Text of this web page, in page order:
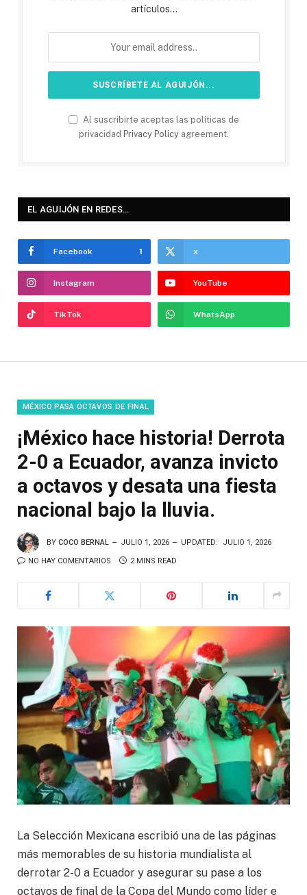
artículos...
Al suscribirte aceptas las políticas de
privacidad Privacy Policy agreement.
EL AGUIJÓN EN REDES…
Facebook 1 x
Instagram YouTube
TikTok WhatsApp
MÉXICO PASA OCTAVOS DE FINAL
¡México hace historia! Derrota
2-0 a Ecuador, avanza invicto
a octavos y desata una fiesta
nacional bajo la lluvia.
BY COCO BERNAL JULIO 1, 2026 UPDATED: JULIO 1, 2026
NO HAY COMENTARIOS 2 MINS READ
La Selección Mexicana escribió una de las páginas
más memorables de su historia mundialista al
derrotar 2-0 a Ecuador y asegurar su pase a los
octavos de final de la Copa del Mundo como líder e